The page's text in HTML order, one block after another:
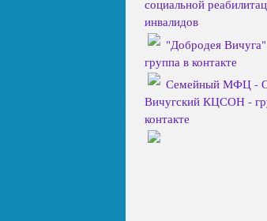
социальной
инвалидов
"Добродея
группа в контакте
Семейный МФЦ -
Вичугский КЦСОН -
контакте